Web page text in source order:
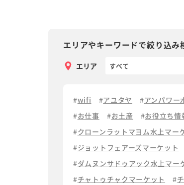
エリアやキーワードで絞り込み
エリア
wifi アユタヤ アンパワー
お仕事
お土産 お役立ち情
クローンラットマヨム水上マー
ジョットフェアーズマーケット
ダムヌンサドゥアック水上マー
チャトゥチャクマーケット